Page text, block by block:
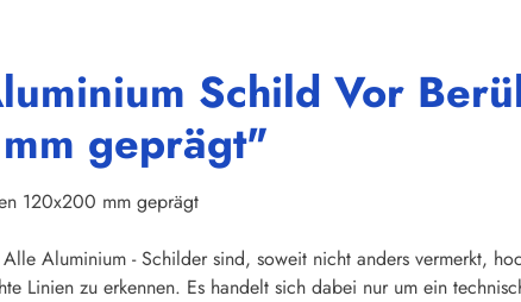
Schild Vor
geprägt"
120x200 mm geprägt
Aluminium - Schilder sind, soweit nicht anders vermerkt,
Linien zu erkennen. Es handelt sich dabei nur um ein